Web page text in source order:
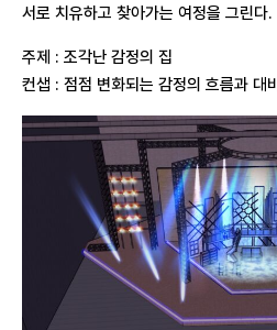
서로 치유하고 찾아가는 여정을 그린다.
주제 : 조각난 감정의 집
컨샙 : 점점 변화되는 감정의 흐름과 대비